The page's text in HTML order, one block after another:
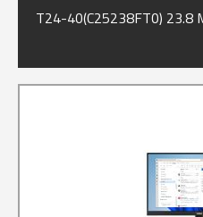
T24-40(C25238FT0) 23.8